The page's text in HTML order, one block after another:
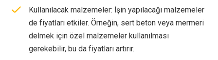
Kullanılacak malzemeler: İşin yapılacağı malzemeler
de fiyatları etkiler. Örneğin, sert beton veya mermeri
delmek için özel malzemeler kullanılması
gerekebilir, bu da fiyatları artırır.